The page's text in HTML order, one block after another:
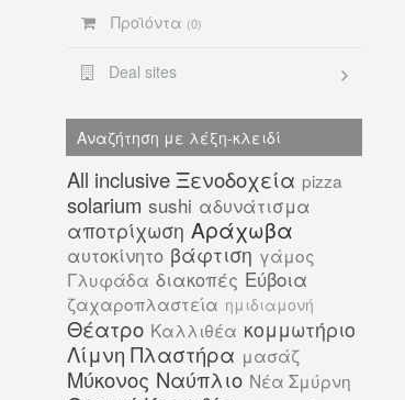
Προϊόντα (0)
Deal sites
Αναζήτηση με λέξη-κλειδί
All inclusive Ξενοδοχεία pizza
solarium sushi αδυνάτισμα
αποτρίχωση Αράχωβα
αυτοκίνητο βάφτιση γάμος
Γλυφάδα διακοπές Εύβοια
ζαχαροπλαστεία ημιδιαμονή
Θέατρο Καλλιθέα κομμωτήριο
Λίμνη Πλαστήρα μασάζ
Μύκονος Ναύπλιο Νέα Σμύρνη